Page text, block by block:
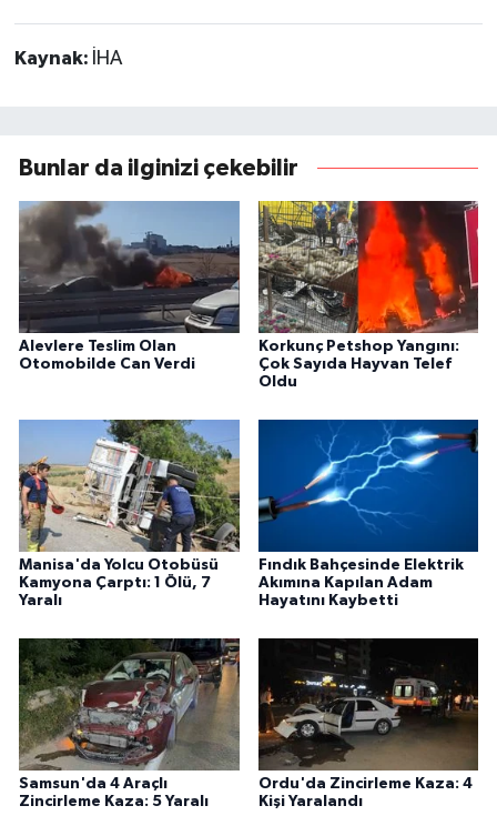
Kaynak: İHA
Bunlar da ilginizi çekebilir
Alevlere Teslim Olan
Otomobilde Can Verdi
Korkunç Petshop Yangını:
Çok Sayıda Hayvan Telef
Oldu
Manisa'da Yolcu Otobüsü
Kamyona Çarptı: 1 Ölü, 7
Yaralı
Fındık Bahçesinde Elektrik
Akımına Kapılan Adam
Hayatını Kaybetti
Samsun'da 4 Araçlı
Zincirleme Kaza: 5 Yaralı
Ordu'da Zincirleme Kaza: 4
Kişi Yaralandı